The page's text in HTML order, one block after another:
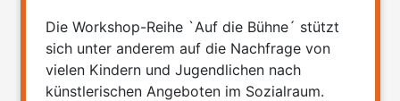
Die Workshop-Reihe `Auf die Bühne´ stützt
sich unter anderem auf die Nachfrage von
vielen Kindern und Jugendlichen nach
künstlerischen Angeboten im Sozialraum.